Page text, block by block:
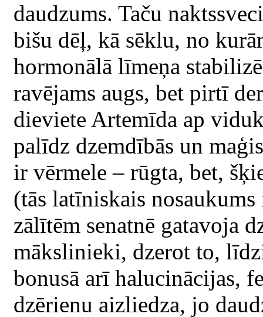
daudzums. Taču
bišu dēļ, kā sēklu, no
hormonālā līmeņa
ravējams augs, bet pirtī
dieviete Artemīda ap
palīdz dzemdībās un
ir vērmele – rūgta, bet,
(tās latīniskais
zālītēm senatnē gatavoja
mākslinieki, dzerot to,
bonusā arī halucinācijas,
dzērienu aizliedza, jo